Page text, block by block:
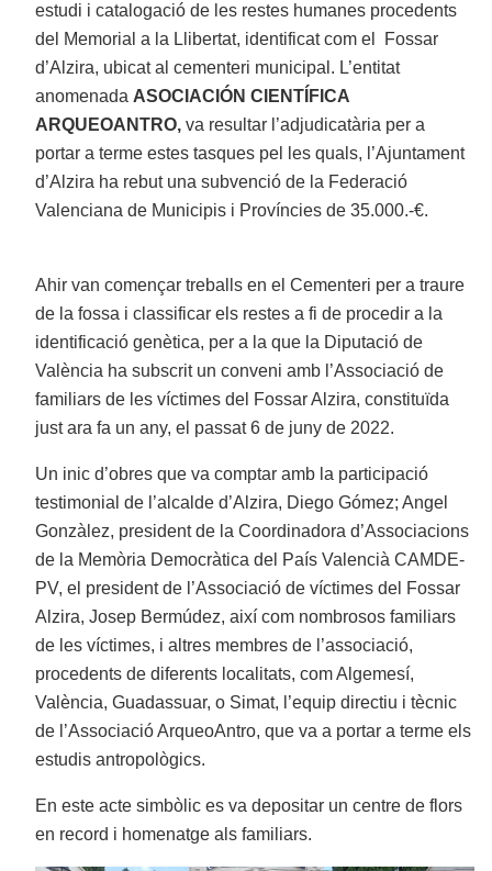
estudi i catalogació de les restes humanes procedents
del Memorial a la Llibertat, identificat com el Fossar
d’Alzira, ubicat al cementeri municipal. L’entitat
anomenada ASOCIACIÓN CIENTÍFICA
ARQUEOANTRO,va resultar l’adjudicatària per a
portar a terme estes tasques pel les quals, l’Ajuntament
d’Alzira ha rebut una subvenció de la Federació
Valenciana de Municipis i Províncies de 35.000.-€.
Ahir van començar treballs en el Cementeri per a traure
de la fossa i classificar els restes a fi de procedir a la
identificació genètica, per a la que la Diputació de
València ha subscrit un conveni amb l’Associació de
familiars de les víctimes del Fossar Alzira, constituïda
just ara fa un any, el passat 6 de juny de 2022.
Un inic d’obres que va comptar amb la participació
testimonial de l’alcalde d’Alzira, Diego Gómez; Angel
Gonzàlez, president de la Coordinadora d’Associacions
de la Memòria Democràtica del País Valencià CAMDE-
PV, el president de l’Associació de víctimes del Fossar
Alzira, Josep Bermúdez, així com nombrosos familiars
de les víctimes, i altres membres de l’associació,
procedents de diferents localitats, com Algemesí,
València, Guadassuar, o Simat, l’equip directiu i tècnic
de l’Associació ArqueoAntro, que va a portar a terme els
estudis antropològics.
En este acte simbòlic es va depositar un centre de flors
en record i homenatge als familiars.